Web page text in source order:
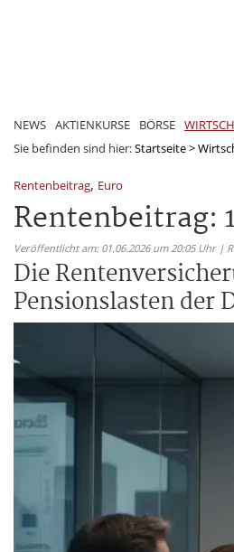
NEWS AKTIENKURSE BÖRSE
Sie befinden sind hier:Startseite>
Rentenbeitrag, Euro
Rentenbeitrag:
Veröffentlicht am: 01.06.2026 um 20:05 Uhr |
Die
Pensionslasten der